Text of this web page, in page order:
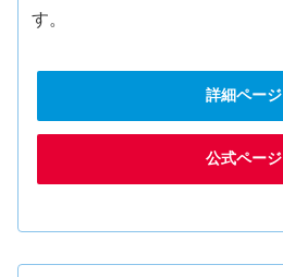
す。
詳細ページ
公式ページ